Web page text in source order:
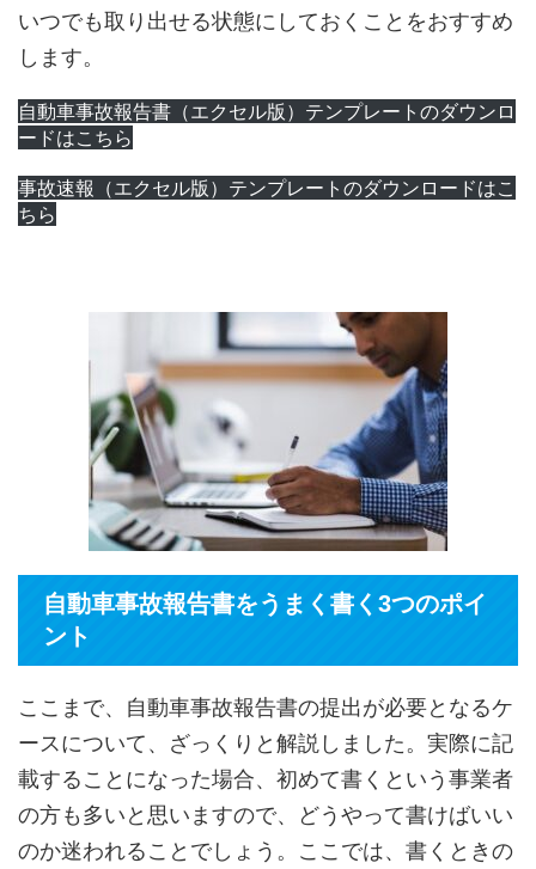
いつでも取り出せる状態にしておくことをおすすめ
します。
自動車事故報告書（エクセル版）テンプレートのダウンロ
ードはこちら
事故速報（エクセル版）テンプレートのダウンロードはこ
ちら
自動車事故報告書をうまく書く3つのポイ
ント
ここまで、自動車事故報告書の提出が必要となるケ
ースについて、ざっくりと解説しました。実際に記
載することになった場合、初めて書くという事業者
の方も多いと思いますので、どうやって書けばいい
のか迷われることでしょう。ここでは、書くときの